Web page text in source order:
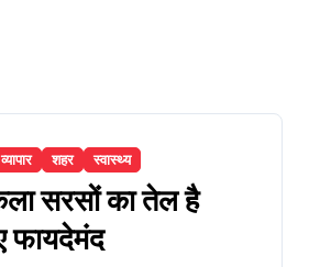
व्यापार शहर स्वास्थ्य
सरसों का तेल है
फायदेमंद